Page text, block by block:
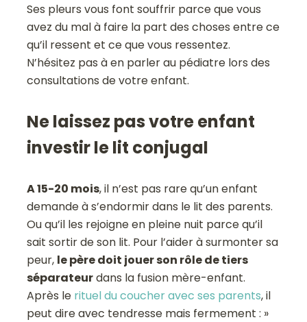
Ses pleurs vous font souffrir parce que vous
avez du mal à faire la part des choses entre ce
qu’il ressent et ce que vous ressentez.
N’hésitez pas à en parler au pédiatre lors des
consultations de votre enfant.
Ne laissez pas votre enfant
investir le lit conjugal
A 15-20 mois, il n’est pas rare qu’un enfant
demande à s’endormir dans le lit des parents.
Ou qu’il les rejoigne en pleine nuit parce qu’il
sait sortir de son lit. Pour l’aider à surmonter sa
peur, le père doit jouer son rôle de tiers
séparateurdans la fusion mère-enfant.
Après le rituel du coucher avec ses parents, il
peut dire avec tendresse mais fermement : »